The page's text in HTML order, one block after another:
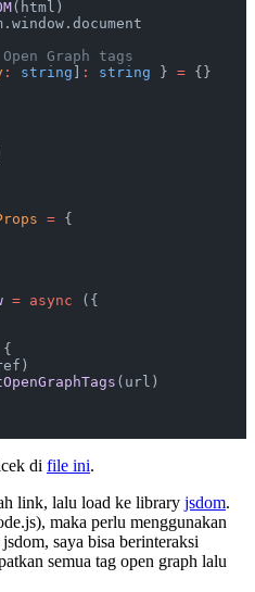
(html)
Graph tags
: string : string } = {}
= {
= async ({
{
(url)
di file ini.
link, lalu load ke library jsdom.
maka perlu menggunakan
saya bisa berinteraksi
semua tag open graph lalu